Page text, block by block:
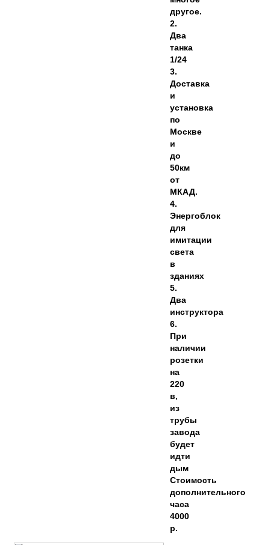
другое.
2.
Два
танка
1/24
3.
Доставка
и
установка
по
Москве
и
до
50км
от
МКАД.
4.
Энергоблок
для
имитации
света
в
зданиях
5.
Два
инструктора
6.
При
наличии
розетки
на
220
в,
из
трубы
завода
будет
идти
дым
Стоимость
дополнительного
часа
4000
р.